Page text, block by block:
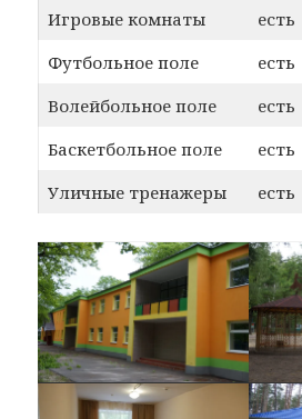
Игровые комнаты
есть
Футбольное поле
есть
Волейбольное поле
есть
Баскетбольное поле
есть
Уличные тренажеры
есть